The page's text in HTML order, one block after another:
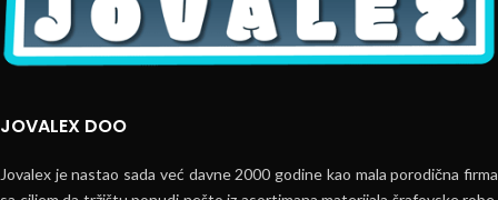
JOVALEX DOO
Jovalex je nastao sada već davne 2000 godine kao mala porodična firma